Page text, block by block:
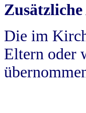
Die im
Eltern oder